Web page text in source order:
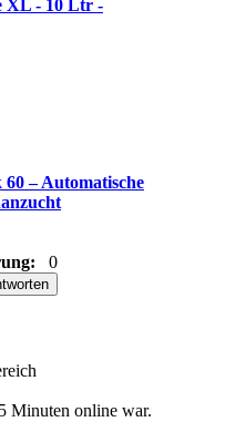
XL - 10 Ltr -
– Automatische
0
Minuten online war.